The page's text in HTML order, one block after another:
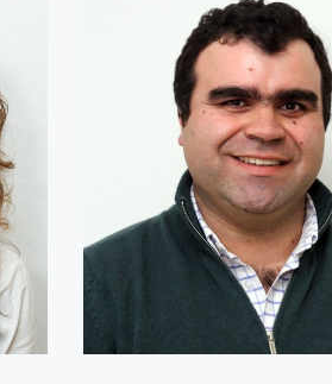
Tiago Cardoso
Engenheiro de Segurança